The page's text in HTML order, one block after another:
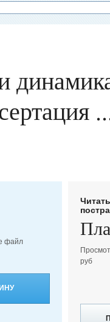
файл
руб